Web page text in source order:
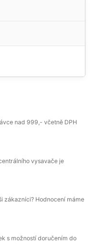
nad 999,- včetně DPH
vysavače je
zákazníci? Hodnocení máme
s možností doručením do